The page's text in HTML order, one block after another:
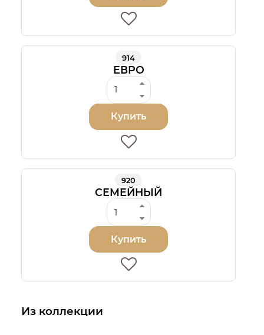
914
ЕВРО
Купить
920
СЕМЕЙНЫЙ
Купить
Из коллекции